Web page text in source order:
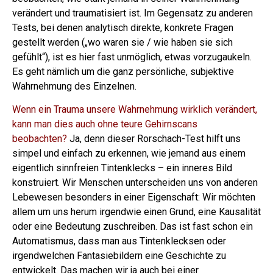
verändert und traumatisiert ist. Im Gegensatz zu anderen
Tests, bei denen analytisch direkte, konkrete Fragen
gestellt werden („wo waren sie / wie haben sie sich
gefühlt“), ist es hier fast unmöglich, etwas vorzugaukeln.
Es geht nämlich um die ganz persönliche, subjektive
Wahrnehmung des Einzelnen.
Wenn ein Trauma unsere Wahrnehmung wirklich verändert,
kann man dies auch ohne teure Gehirnscans
beobachten? Ja, denn dieser Rorschach-Test hilft uns
simpel und einfach zu erkennen, wie jemand aus einem
eigentlich sinnfreien Tintenklecks – ein inneres Bild
konstruiert. Wir Menschen unterscheiden uns von anderen
Lebewesen besonders in einer Eigenschaft: Wir möchten
allem um uns herum irgendwie einen Grund, eine Kausalität
oder eine Bedeutung zuschreiben. Das ist fast schon ein
Automatismus, dass man aus Tintenklecksen oder
irgendwelchen Fantasiebildern eine Geschichte zu
entwickelt. Das machen wir ja auch bei einer